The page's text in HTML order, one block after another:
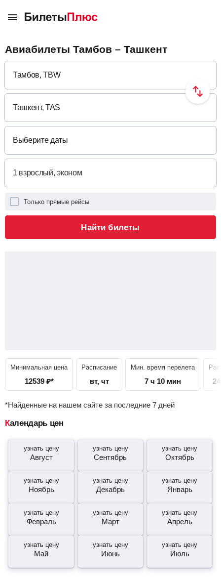
Авиабилеты Тамбов – Ташкент
Выберите даты
Только прямые рейсы
Найти билеты
Минимальная цена
12539 ₽*
Расписание
вт, чт
Мин. время перелета
7 ч 10 мин
*Найденные на нашем сайте за последние 7 дней
Календарь цен
узнать цену
Август
узнать цену
Сентябрь
узнать цену
Октябрь
узнать цену
Ноябрь
узнать цену
Декабрь
узнать цену
Январь
узнать цену
Февраль
узнать цену
Март
узнать цену
Апрель
узнать цену
Май
узнать цену
Июнь
узнать цену
Июль